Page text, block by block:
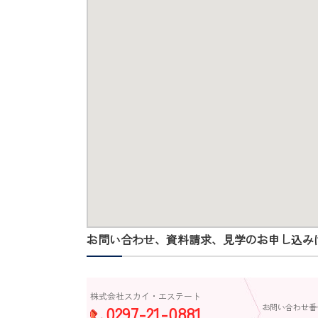
お問い合わせ、資料請求、見学のお申し込
株式会社スカイ・エステート
お問い合わせ